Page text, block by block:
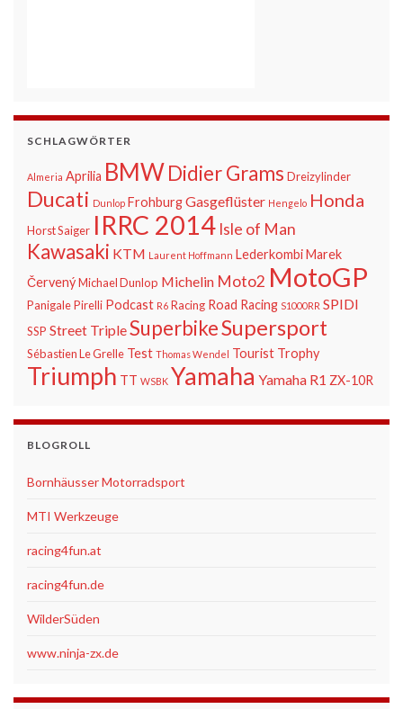
SCHLAGWÖRTER
Almeria Aprilia BMWDidier Grams Dreizylinder
Ducati Dunlop FrohburgGasgeflüster Hengelo Honda
Horst Saiger IRRC 2014 Isle of Man
Kawasaki KTM Laurent Hoffmann LederkombiMarek
ČervenýMichael Dunlop Michelin Moto2 MotoGP
PanigalePirelli Podcast R6 Racing Road Racing S1000RR SPIDI
SSP Street TripleSuperbikeSupersport
Sébastien Le Grelle Test Thomas Wendel Tourist Trophy
Triumph TT WSBK Yamaha Yamaha R1 ZX-10R
BLOGROLL
Bornhäusser Motorradsport
MTI Werkzeuge
racing4fun.at
racing4fun.de
WilderSüden
www.ninja-zx.de